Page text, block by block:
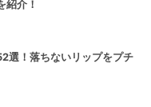
紹介！
選！落ちないリップをプチ